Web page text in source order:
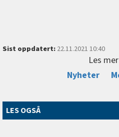
Sist oppdatert:22.11.2021 10:40
Les
Nyheter
LES OGSÅ